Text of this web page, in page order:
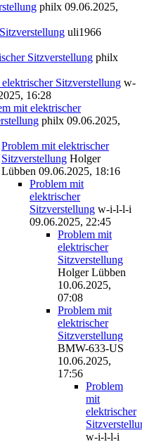
philx 09.06.2025,
uli1966
Sitzverstellung philx
Sitzverstellung w-
16:28
mit elektrischer
philx 09.06.2025,
Problem mit elektrischer
Sitzverstellung Holger
Lübben 09.06.2025, 18:16
Problem mit
elektrischer
Sitzverstellung w-i-l-l-i
09.06.2025, 22:45
Problem mit
elektrischer
Sitzverstellung
Holger Lübben
10.06.2025,
07:08
Problem mit
elektrischer
Sitzverstellung
BMW-633-US
10.06.2025,
17:56
Problem
mit
elektrischer
w-i-l-l-i